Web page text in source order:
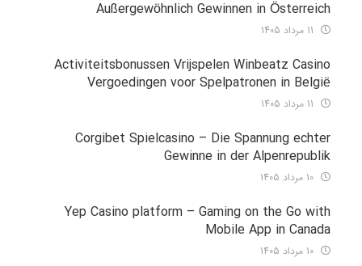
Außergewöhnlich Gewinnen in Österreich
Activiteitsbonussen Vrijspelen Winbeatz Casino
Vergoedingen voor Spelpatronen in België
Corgibet Spielcasino – Die Spannung echter
Gewinne in der Alpenrepublik
Yep Casino platform – Gaming on the Go with
Mobile App in Canada